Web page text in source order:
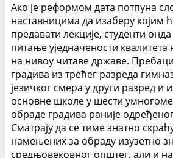
Ако је реформом дата потпуна
наставницима да изаберу којим
предавати лекције, студенти
питање уједначености квалитета
на нивоу читаве државе.
градива из трећег разреда
језичког смера у други разред и
основне школе у шести умногоме
обраде градива раније
Сматрају да се тиме знатно
намењених за обраду изузетно
средњовековног општег, али и